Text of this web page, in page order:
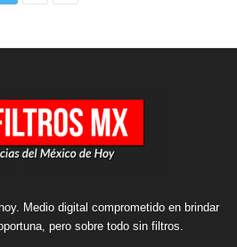
Medio digital comprometido en brindar
pero sobre todo sin filtros.